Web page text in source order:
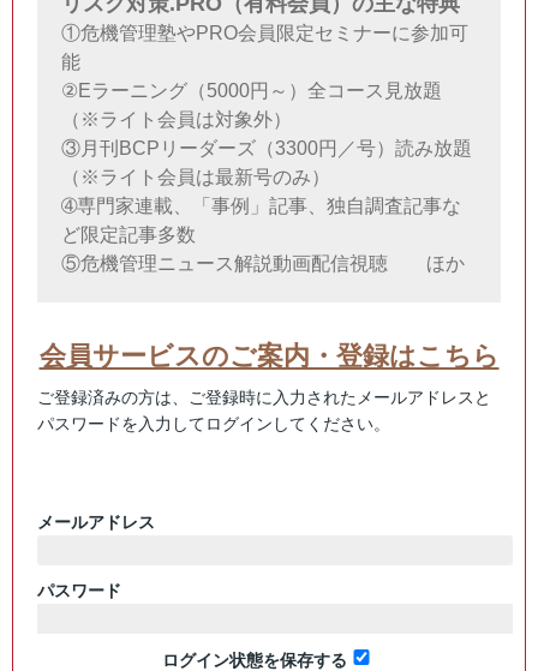
①危機管理塾やPRO会員限定セミナーに参加可
能
②Eラーニング（5000円～）全コース見放題
（※ライト会員は対象外）
③月刊BCPリーダーズ（3300円／号）読み放題
（※ライト会員は最新号のみ）
➃専門家連載、「事例」記事、独自調査記事な
ど限定記事多数
⑤危機管理ニュース解説動画配信視聴 ほか
会員サービスのご案内・登録はこちら
ご登録済みの方は、ご登録時に入力されたメールアドレスと
パスワードを入力してログインしてください。
メールアドレス
パスワード
ログイン状態を保存する